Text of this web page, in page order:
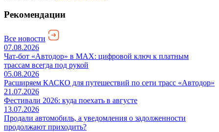
Рекомендации
Все новости
07.08.2026
Чат-бот «Автодор» в MAX: цифровой ключ к платным
трассам всегда под рукой
05.08.2026
Расширяем КАСКО для путешествий по сети трасс «Автодор»
21.07.2026
Фестивали 2026: куда поехать в августе
13.07.2026
Продали автомобиль, а уведомления о задолженности
продолжают приходить?